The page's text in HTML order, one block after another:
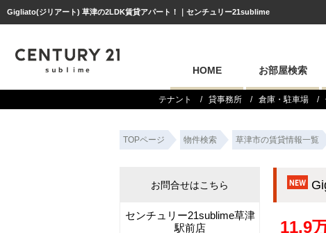
Gigliato(ジリアート) 草津の2LDK賃貸アパート！｜センチュリー21sublime
HOME お部屋検索
テナント 貸事務所 倉庫・駐車場
TOPページ 物件検索 草津市の賃貸情報一覧
11.9
お問合せはこちら
センチュリー21sublime草津
駅前店